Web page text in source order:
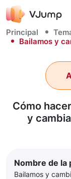
Principal
Bailamos y
Cómo
y
Nombre de la
Bailamos y